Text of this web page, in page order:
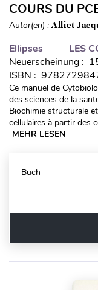
COURS DU
Autor(en) :Alliet
Ellipses
LES
Neuerscheinung :
ISBN :
Ce manuel de
des sciences de la
Biochimie structurale
cellulaires à partir des
MEHR LESEN
Buch